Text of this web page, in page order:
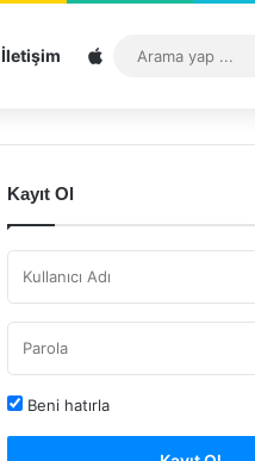
İletişim Sitemap
Kayıt Ol
Beni hatırla